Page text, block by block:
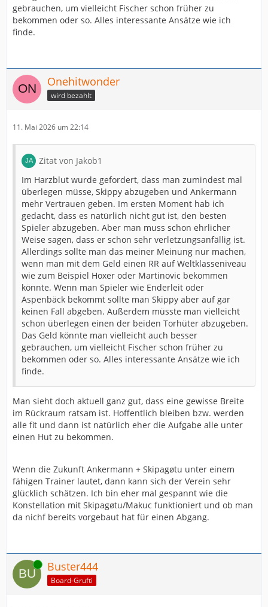
gebrauchen, um vielleicht Fischer schon früher zu
bekommen oder so. Alles interessante Ansätze wie ich
finde.
Onehitwonder
wird bezahlt
11. Mai 2026 um 22:14
Zitat von Jakob1
Im Harzblut wurde gefordert, dass man zumindest mal
überlegen müsse, Skippy abzugeben und Ankermann
mehr Vertrauen geben. Im ersten Moment hab ich
gedacht, dass es natürlich nicht gut ist, den besten
Spieler abzugeben. Aber man muss schon ehrlicher
Weise sagen, dass er schon sehr verletzungsanfällig ist.
Allerdings sollte man das meiner Meinung nur machen,
wenn man mit dem Geld einen RR auf Weltklasseniveau
wie zum Beispiel Hoxer oder Martinovic bekommen
könnte. Wenn man Spieler wie Enderleit oder
Aspenbäck bekommt sollte man Skippy aber auf gar
keinen Fall abgeben. Außerdem müsste man vielleicht
schon überlegen einen der beiden Torhüter abzugeben.
Das Geld könnte man vielleicht auch besser
gebrauchen, um vielleicht Fischer schon früher zu
bekommen oder so. Alles interessante Ansätze wie ich
finde.
Man sieht doch aktuell ganz gut, dass eine gewisse Breite
im Rückraum ratsam ist. Hoffentlich bleiben bzw. werden
alle fit und dann ist natürlich eher die Aufgabe alle unter
einen Hut zu bekommen.
Wenn die Zukunft Ankermann + Skipagøtu unter einem
fähigen Trainer lautet, dann kann sich der Verein sehr
glücklich schätzen. Ich bin eher mal gespannt wie die
Konstellation mit Skipagøtu/Makuc funktioniert und ob man
da nichf bereits vorgebaut hat für einen Abgang.
Online Buster444
Board-Grufti